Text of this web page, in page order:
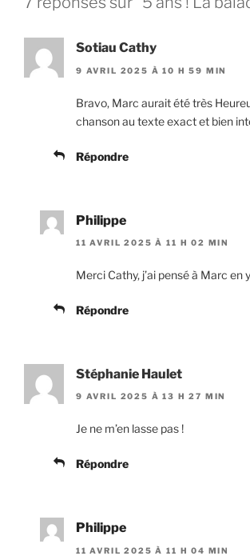
Sotiau Cathy
9 AVRIL 2025 À 10 H 59 MIN
Bravo, Marc aurait été très
chanson au texte exact et bien
Répondre
Philippe
11 AVRIL 2025 À 11 H 02 MIN
Merci Cathy, j’ai pensé à Marc en
Répondre
Stéphanie Haulet
9 AVRIL 2025 À 13 H 27 MIN
Je ne m’en lasse pas !
Répondre
Philippe
11 AVRIL 2025 À 11 H 04 MIN